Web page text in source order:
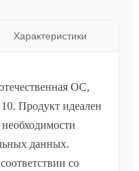
Характеристики
ОС,
10. Продукт идеален
данных.
со